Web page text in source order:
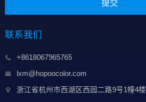
提交
联系我们
+8618067965765
lxm@hopoocolor.com
浙江省杭州市西湖区西园二路9号1幢4楼